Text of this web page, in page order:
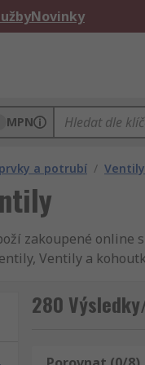
Novinky
MPN
a potrubí /
zakoupené
Ventily a
a potrubí. Jako naši
zboží a
obsahují více
280